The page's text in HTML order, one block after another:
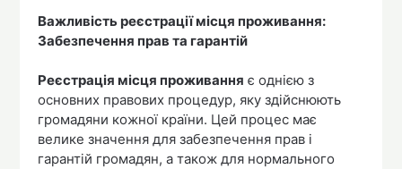
Важливість реєстрації місця проживання:
Забезпечення прав та гарантій
Реєстрація місця проживання є однією з
основних правових процедур, яку здійснюють
громадяни кожної країни. Цей процес має
велике значення для забезпечення прав і
гарантій громадян, а також для нормального